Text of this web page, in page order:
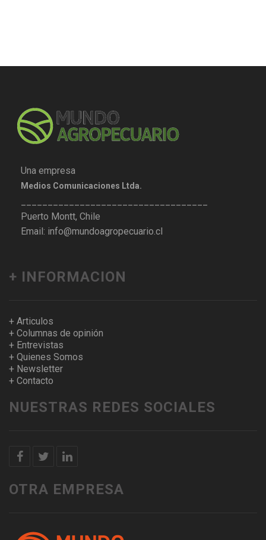
Una empresa
Medios Comunicaciones Ltda.
Puerto Montt, Chile
Email: info@mundoagropecuario.cl
+ INFORMACION
+ Articulos
+ Columnas de opinión
+ Entrevistas
+ Quienes Somos
+ Newsletter
+ Contacto
NUESTRAS REDES SOCIALES
OTRA EMPRESA